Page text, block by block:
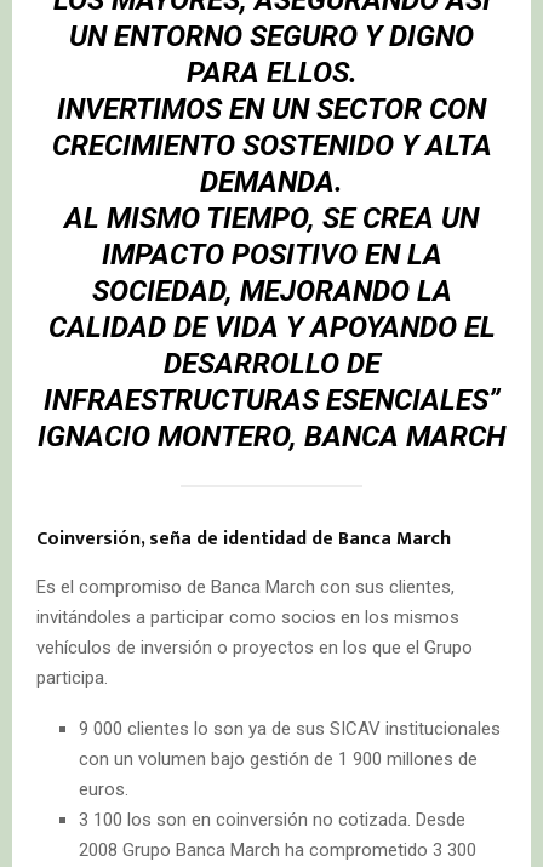
UN ENTORNO SEGURO Y DIGNO
PARA ELLOS.
INVERTIMOS EN UN SECTOR CON
CRECIMIENTO SOSTENIDO Y ALTA
DEMANDA.
AL MISMO TIEMPO, SE CREA UN
IMPACTO POSITIVO EN LA
SOCIEDAD, MEJORANDO LA
CALIDAD DE VIDA Y APOYANDO EL
DESARROLLO DE
INFRAESTRUCTURASESENCIALES”
IGNACIO MONTERO, BANCA MARCH
Coinversión, seña de identidad de Banca March
Es el compromiso de Banca March con sus clientes,
invitándoles a participar como socios en los mismos
vehículos de inversión o proyectos en los que el Grupo
participa.
9 000 clientes lo son ya de sus SICAV institucionales
con un volumen bajo gestión de 1 900 millones de
euros.
3 100 los son en coinversión no cotizada. Desde
2008 Grupo Banca March ha comprometido 3 300